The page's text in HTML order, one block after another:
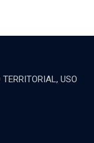
USO